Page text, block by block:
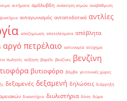
αιτήματα αμόλυβδη ανάκτηση ατμών αναβάθμιση
ανταγωνισμός ανταποδοτικά αντλίες
αποζημίωση αποτελέσματα απόβλητα
αργό πετρέλαιο αστυνομία ατύχημα
πωλητές αύξηση βαρέλι βενζίνες βενζίνη
βυτιοφόρο βόμβα γειτονικές χώρες
δεξαμενές δεξαμενή δηλώσεις διάρρηξη
δικαστήριο διυλιστήρια δόση δώρα